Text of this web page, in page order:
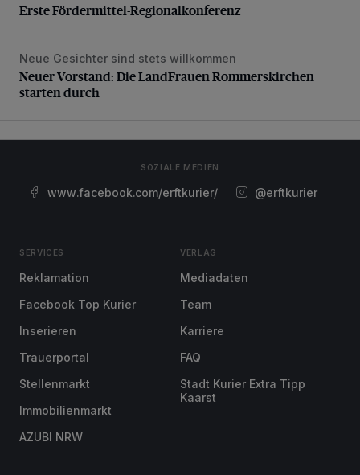
Erste Fördermittel-Regionalkonferenz
Neuer Vorstand: Die LandFrauen Rommerskirchen starten
Neue Gesichter sind stets willkommen
Neuer Vorstand: Die LandFrauen Rommerskirchen
starten durch
SOZIALE MEDIEN
www.facebook.com/erftkurier/ @erftkurier
SERVICES
Reklamation
Facebook Top Kurier
Inserieren
Trauerportal
Stellenmarkt
Immobilienmarkt
AZUBI NRW
VERLAG
Mediadaten
Team
Karriere
FAQ
Stadt Kurier Extra Tipp
Kaarst